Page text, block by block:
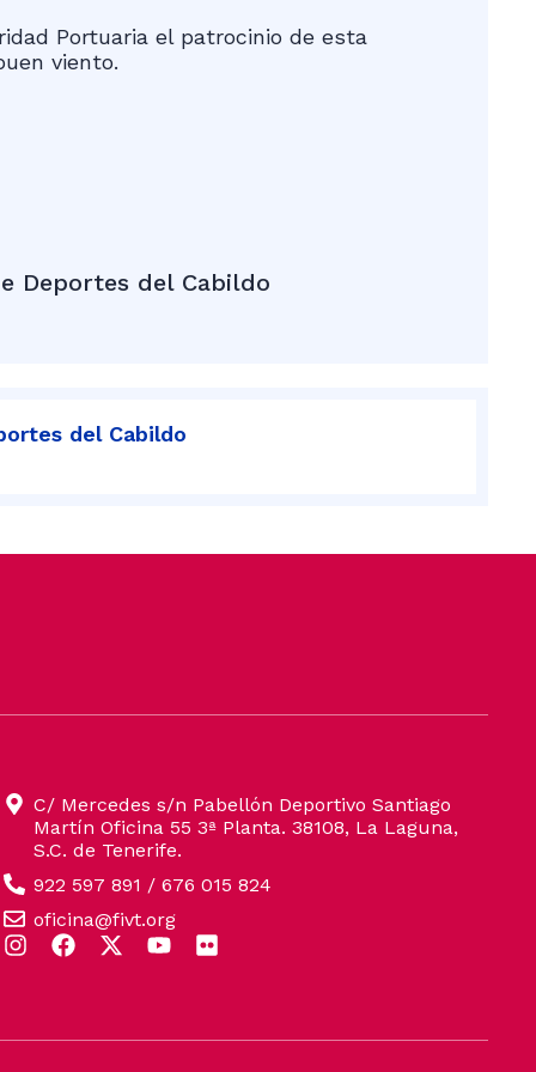
Portuaria el patrocinio de esta
viento.
Deportes del Cabildo
del Cabildo
C/ Mercedes s/n Pabellón Deportivo Santiago
Martín Oficina 55 3ª Planta. 38108, La Laguna,
S.C. de Tenerife.
922 597 891 / 676 015 824
oficina@fivt.org